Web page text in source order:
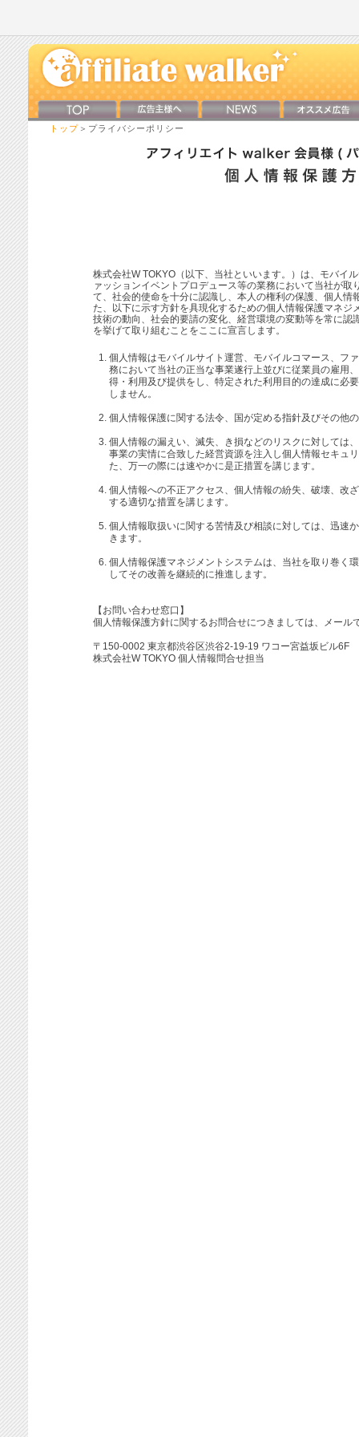
トップ ＞プライバシーポリシー
株式会社W TOKYO（以下、当社といいます。）は、モバイ
ァッションイベントプロデュース等の業務において当社が取
て、社会的使命を十分に認識し、本人の権利の保護、個人情
た、以下に示す方針を具現化するための個人情報保護マネジ
技術の動向、社会的要請の変化、経営環境の変動等を常に認
を挙げて取り組むことをここに宣言します。
個人情報はモバイルサイト運営、モバイルコマース、フ
務において当社の正当な事業遂行上並びに従業員の雇用
得・利用及び提供をし、特定された利用目的の達成に必
しません。
個人情報保護に関する法令、国が定める指針及びその他
個人情報の漏えい、滅失、き損などのリスクに対しては
事業の実情に合致した経営資源を注入し個人情報セキュ
た、万一の際には速やかに是正措置を講じます。
個人情報への不正アクセス、個人情報の紛失、破壊、改
する適切な措置を講じます。
個人情報取扱いに関する苦情及び相談に対しては、迅速
きます。
個人情報保護マネジメントシステムは、当社を取り巻く
してその改善を継続的に推進します。
【お問い合わせ窓口】
個人情報保護方針に関するお問合せにつきましては、メール
〒150-0002 東京都渋谷区渋谷2-19-19 ワコー宮益坂ビル6F
株式会社W TOKYO 個人情報問合せ担当